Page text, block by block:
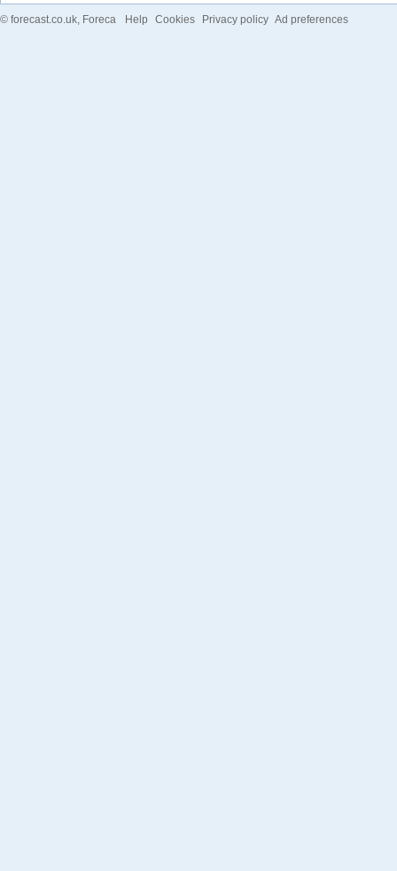
© forecast.co.uk , Foreca Help Cookies Privacy policy Ad preferences